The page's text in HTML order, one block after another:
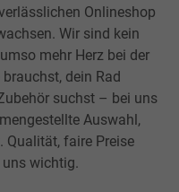
Onlineshop
Wir sind kein
mehr Herz bei der
dein Rad
suchst – bei uns
Auswahl,
Qualität, faire Preise
wichtig.